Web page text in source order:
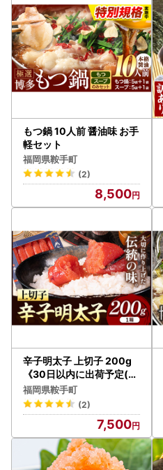
もつ鍋 10人前 醤油味 お手
軽セット
福岡県鞍手町
(2)
8,500
辛子明太子 上切子 200g
《30日以内に出荷予定(土
日祝除く)》福岡県
福岡県鞍手町
(2)
7,500